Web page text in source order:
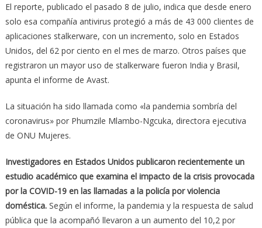
El reporte, publicado el pasado 8 de julio, indica que desde enero
solo esa compañía antivirus protegió a más de 43 000 clientes de
aplicaciones stalkerware, con un incremento, solo en Estados
Unidos, del 62 por ciento en el mes de marzo. Otros países que
registraron un mayor uso de stalkerware fueron India y Brasil,
apunta el informe de Avast.
La situación ha sido llamada como «la pandemia sombría del
coronavirus» por Phumzile Mlambo-Ngcuka, directora ejecutiva
de ONU Mujeres.
Investigadores en Estados Unidos publicaron recientemente un
estudio académico que examina el impacto de la crisis provocada
por la COVID-19 en las llamadas a la policía por violencia
doméstica.Según el informe, la pandemia y la respuesta de salud
pública que la acompañó llevaron a un aumento del 10,2 por